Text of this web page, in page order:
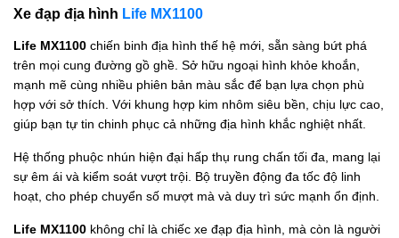
Xe đạp địa hình Life MX1100
Life MX1100 chiến binh địa hình thế hệ mới, sẵn sàng bứt phá
trên mọi cung đường gồ ghề. Sở hữu ngoại hình khỏe khoắn,
mạnh mẽ cùng nhiều phiên bản màu sắc để bạn lựa chọn phù
hợp với sở thích. Với khung hợp kim nhôm siêu bền, chịu lực cao,
giúp bạn tự tin chinh phục cả những địa hình khắc nghiệt nhất.
Hệ thống phuộc nhún hiện đại hấp thụ rung chấn tối đa, mang lại
sự êm ái và kiểm soát vượt trội. Bộ truyền động đa tốc độ linh
hoạt, cho phép chuyển số mượt mà và duy trì sức mạnh ổn định.
Life MX1100 không chỉ là chiếc xe đạp địa hình, mà còn là người